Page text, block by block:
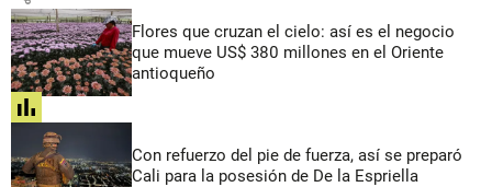
Flores que cruzan el cielo: así es el negocio
que mueve US$ 380 millones en el Oriente
antioqueño
share
Con refuerzo del pie de fuerza, así se preparó
Cali para la posesión de De la Espriella